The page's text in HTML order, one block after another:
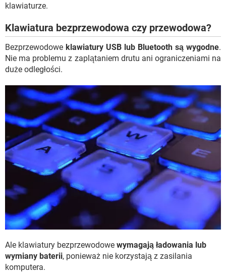
klawiaturze.
Klawiatura bezprzewodowa czy przewodowa?
Bezprzewodowe klawiatury USB lub Bluetooth są wygodne.
Nie ma problemu z zaplątaniem drutu ani ograniczeniami na
duże odległości.
Ale klawiatury bezprzewodowe wymagają ładowania lub
wymiany baterii, ponieważ nie korzystają z zasilania
komputera.